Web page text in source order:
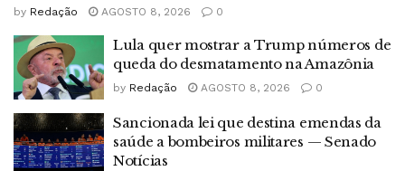
by Redação AGOSTO 8, 2026 0
Lula quer mostrar a Trump números de
queda do desmatamento na Amazônia
by Redação AGOSTO 8, 2026 0
Sancionada lei que destina emendas da
saúde a bombeiros militares — Senado
Notícias